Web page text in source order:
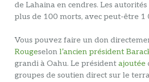
de Lahaina en cendres. Les
plus de 100 morts, avec peut-être 1
Vous pouvez faire un don
Rougeselon l’ancien président
grandi à Oahu. Le président ajoutée
groupes de soutien direct sur le